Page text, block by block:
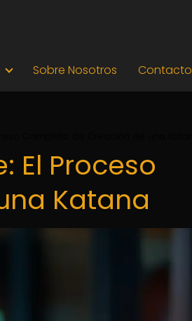
Sobre Nosotros Contacto
El Proceso
Katana